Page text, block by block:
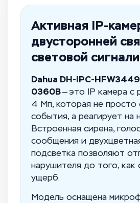
Активная IP-
двусторонней
световой
Dahua DH-IPC-
0360B— это IP камера с
4 Мп, которая не просто
события, а реагирует на
Встроенная сирена,
сообщения и
подсветка позволяют
нарушителя до того, как
ущерб.
Модель оснащена